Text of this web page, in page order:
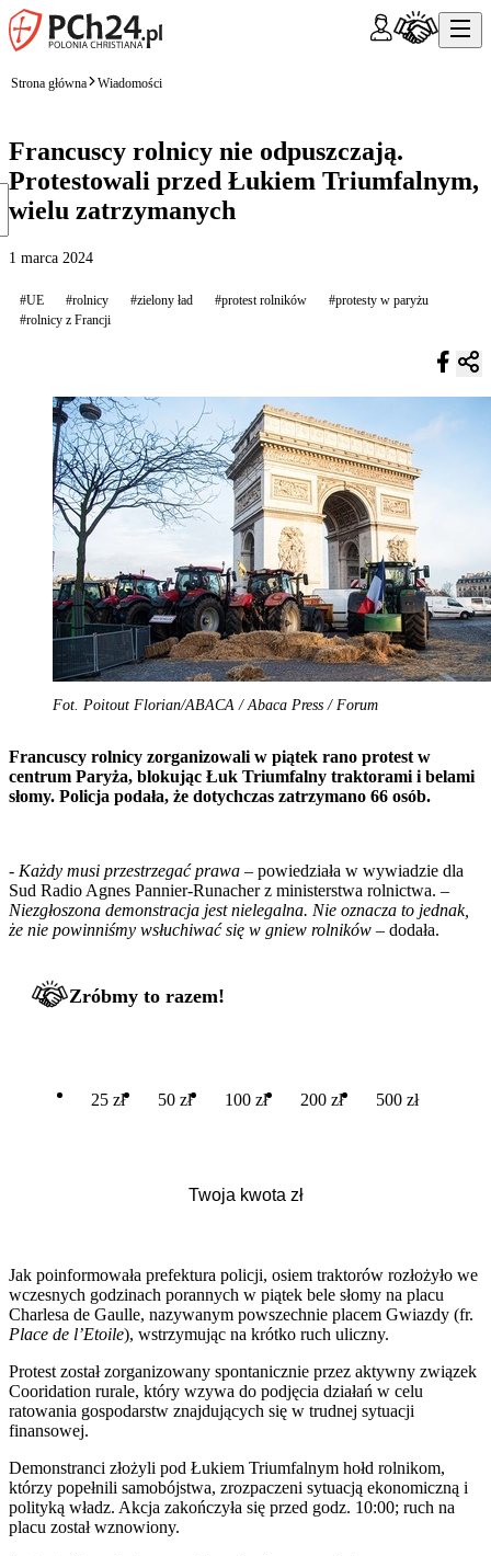
Strona główna Wiadomości
Francuscy rolnicy nie odpuszczają.
Protestowali przed Łukiem Triumfalnym,
wielu zatrzymanych
1 marca 2024
#UE #rolnicy #zielony ład #protest rolników
#protesty w paryżu
#rolnicy z Francji
Fot. Poitout Florian/ABACA / Abaca Press / Forum
Francuscy rolnicy zorganizowali w piątek rano protest w
centrum Paryża, blokując Łuk Triumfalny traktorami i belami
słomy. Policja podała, że dotychczas zatrzymano 66 osób.
- Każdy musi przestrzegać prawa – powiedziała w wywiadzie dla
Sud Radio Agnes Pannier-Runacher z ministerstwa rolnictwa. –
Niezgłoszona demonstracja jest nielegalna. Nie oznacza to jednak,
że nie powinniśmy wsłuchiwać się w gniew rolników – dodała.
Zróbmy to razem!
25 zł 50 zł 100 zł 200 zł 500 zł
Jak poinformowała prefektura policji, osiem traktorów rozłożyło we
wczesnych godzinach porannych w piątek bele słomy na placu
Charlesa de Gaulle, nazywanym powszechnie placem Gwiazdy (fr.
Place de l’Etoile), wstrzymując na krótko ruch uliczny.
Protest został zorganizowany spontanicznie przez aktywny związek
Cooridation rurale, który wzywa do podjęcia działań w celu
ratowania gospodarstw znajdujących się w trudnej sytuacji
finansowej.
Demonstranci złożyli pod Łukiem Triumfalnym hołd rolnikom,
którzy popełnili samobójstwa, zrozpaczeni sytuacją ekonomiczną i
polityką władz. Akcja zakończyła się przed godz. 10:00; ruch na
placu został wznowiony.